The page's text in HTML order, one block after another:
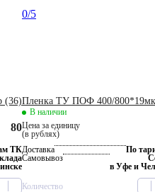
(36)
80
ТК
0/5
Пленка ТУ ПОФ 400/
В наличии
Цена за единицу
(в рублях)
Доставка
По
Самовывоз
в Уфе и
Количество